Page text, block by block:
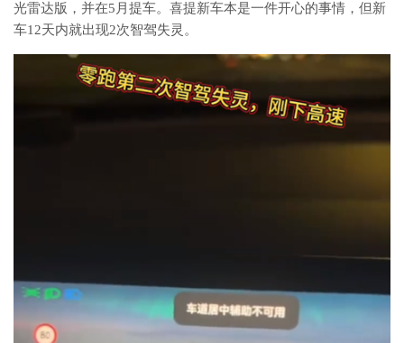
光雷达版，并在5月提车。喜提新车本是一件开心的事情，但新
车12天内就出现2次智驾失灵。